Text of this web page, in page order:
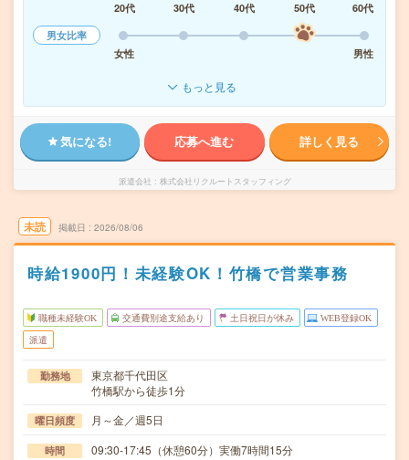
20代
30代 40代 50代
60代
男女比率
女性
男性
もっと見る
気になる! 応募へ進む 詳しく見る
派遣会社 株式会社リクルートスタッフィング
未読 掲載日 2026/08/06
時給1900円！未経験OK！竹橋で営業事務
職種未経験OK 交通費別途支給あり 土日祝日が休み WEB登録OK
派遣
勤務地
東京都千代田区
竹橋駅から徒歩1分
曜日頻度 月～金／週5日
時間 09:30-17:45（休憩60分）実働7時間15分